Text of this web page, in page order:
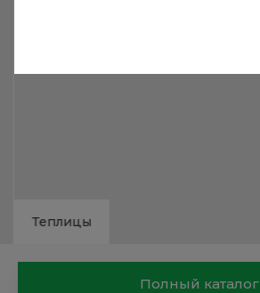
Теплицы
Полный каталог